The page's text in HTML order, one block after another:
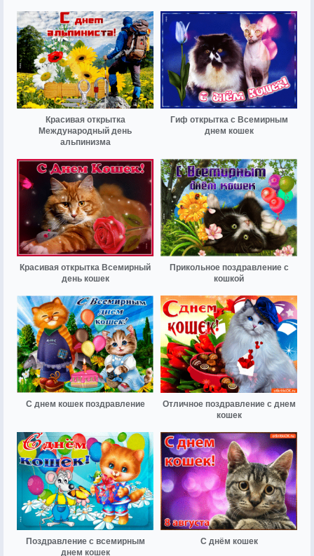
Красивая открытка
Международный день
альпинизма
Гиф открытка с Всемирным
днем кошек
Красивая открытка Всемирный
день кошек
Прикольное поздравление с
кошкой
С днем кошек поздравление
Отличное поздравление с днем
кошек
Поздравление с всемирным
днем кошек
С днём кошек